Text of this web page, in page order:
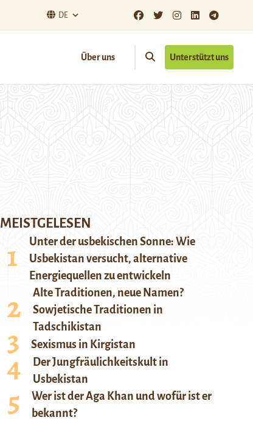
DE
Über uns Unterstützt uns
MEISTGELESEN
Unter der usbekischen Sonne: Wie
Usbekistan versucht, alternative
Energiequellen zu entwickeln
Alte Traditionen, neue Namen?
Sowjetische Traditionen in
Tadschikistan
Sexismus in Kirgistan
Der Jungfräulichkeitskult in
Usbekistan
Wer ist der Aga Khan und wofür ist er
bekannt?